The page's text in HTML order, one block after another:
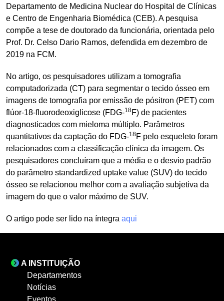
Departamento de Medicina Nuclear do Hospital de Clínicas
e Centro de Engenharia Biomédica (CEB). A pesquisa
compõe a tese de doutorado da funcionária, orientada pelo
Prof. Dr. Celso Dario Ramos, defendida em dezembro de
2019 na FCM.
No artigo, os pesquisadores utilizam a tomografia
computadorizada (CT) para segmentar o tecido ósseo em
imagens de tomografia por emissão de pósitron (PET) com
flúor-18-fluorodeoxiglicose (FDG-18F) de pacientes
diagnosticados com mieloma múltiplo. Parâmetros
quantitativos da captação do FDG-18F pelo esqueleto foram
relacionados com a classificação clínica da imagem. Os
pesquisadores concluíram que a média e o desvio padrão
do parâmetro standardized uptake value (SUV) do tecido
ósseo se relacionou melhor com a avaliação subjetiva da
imagem do que o valor máximo de SUV.
O artigo pode ser lido na íntegra aqui
A INSTITUIÇÃO
Departamentos
Notícias
Eventos